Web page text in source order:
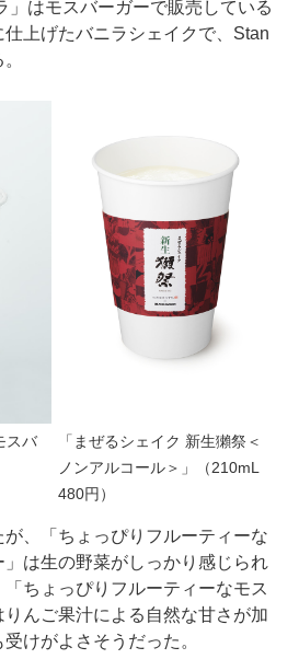
」はモスバーガーで販売している
上げたバニラシェイクで、Stan
スバ
「まぜるシェイク 新生獺祭＜
ノンアルコール＞」（210mL
480円）
、「ちょっぴりフルーティーな
は生の野菜がしっかり感じられ
ちょっぴりフルーティーなモス
りんご果汁による自然な甘さが加
けがよさそうだった。